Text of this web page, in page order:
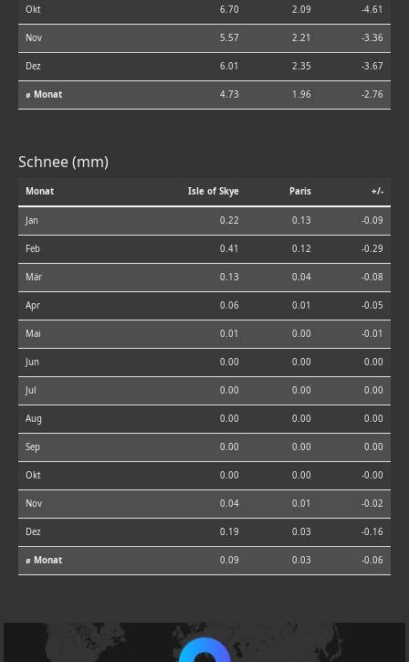
Okt 6.70 2.09 -4.61
Nov 5.57 2.21 -3.36
Dez 6.01 2.35 -3.67
⌀ Monat 4.73 1.96 -2.76
Schnee (mm)
Monat Isle of Skye Paris +/-
Jan 0.22 0.13 -0.09
Feb 0.41 0.12 -0.29
Mär 0.13 0.04 -0.08
Apr 0.06 0.01 -0.05
Mai 0.01 0.00 -0.01
Jun 0.00 0.00 0.00
Jul 0.00 0.00 0.00
Aug 0.00 0.00 0.00
Sep 0.00 0.00 0.00
Okt 0.00 0.00 -0.00
Nov 0.04 0.01 -0.02
Dez 0.19 0.03 -0.16
⌀ Monat 0.09 0.03 -0.06